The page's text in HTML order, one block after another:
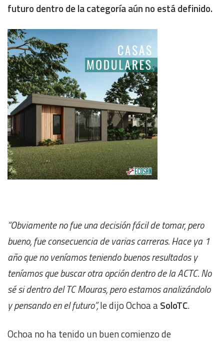
futuro dentro de la categoría aún no está definido.
“Obviamente no fue una decisión fácil de tomar, pero
bueno, fue consecuencia de varias carreras. Hace ya 1
año que no veníamos teniendo buenos resultados y
teníamos que buscar otra opción dentro de la ACTC. No
sé si dentro del TC Mouras, pero estamos analizándolo
y pensando en el futuro”,le dijo Ochoa aSoloTC.
Ochoa no ha tenido un buen comienzo de